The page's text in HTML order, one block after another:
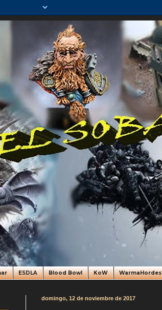
ESDLA Blood Bowl KoW WarmaHordes
domingo, 12 de noviembre de 2017